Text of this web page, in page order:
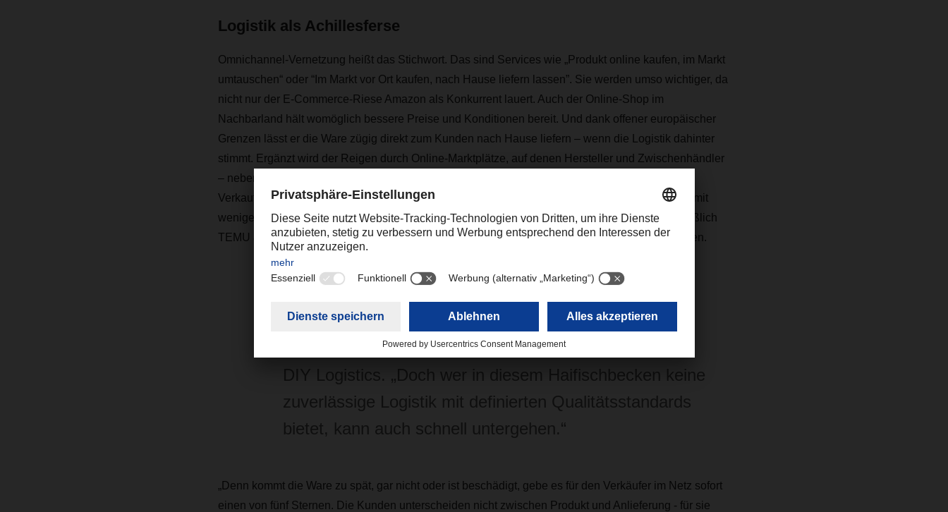
Logistik als Achillesferse
Omnichannel-Vernetzung heißt das Stichwort. Das sind Services wie „Produkt online kaufen, im Markt
umtauschen“ oder “Im Markt vor Ort kaufen, nach Hause liefern lassen”. Sie werden umso wichtiger, da
nicht nur der E-Commerce-Riese Amazon als Konkurrent lauert. Auch der Online-Shop im
Nachbarland hält womöglich bessere Preise und Konditionen bereit. Und dank offener europäischer
Grenzen lässt er die Ware zügig direkt zum Kunden nach Hause liefern – wenn die Logistik dahinter
stimmt. Ergänzt wird der Reigen durch Online-Marktplätze, auf denen Hersteller und Zwischenhändler
– neben ihrer eigenen Website – ihre Waren anbieten. Doch damit nicht genug der Online-
Verkaufsstellen. Hinzu kommen die unzähligen zum Teil auch sehr kleinen Einzelhersteller, die mit
wenigen Klicks ihren eigenen Shop einrichten und ebenfalls um Kundschaft buhlen. Und schließlich
TEMU & Co, die den DIY-Markt zusätzlich aufrollen und mit Billigprodukten direkt aus Asien fluten.
das Online-Business im B2C-Bereich geworden ist“,
erklärt Patrick Schwab, Department Head DACHSER
DIY Logistics. „Doch wer in diesem Haifischbecken keine
zuverlässige Logistik mit definierten Qualitätsstandards
bietet, kann auch schnell untergehen.“
„Denn kommt die Ware zu spät, gar nicht oder ist beschädigt, gebe es für den Verkäufer im Netz sofort
einen von fünf Sternen. Die Kunden unterscheiden nicht zwischen Produkt und Anlieferung - für sie